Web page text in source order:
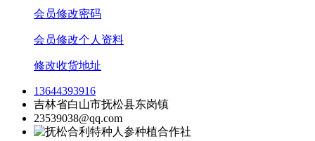
会员修改密码
会员修改个人资料
修改收货地址
13644393916
吉林省白山市抚松县东岗镇
23539038@qq.com